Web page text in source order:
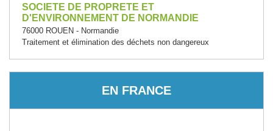
SOCIETE DE PROPRETE ET
D'ENVIRONNEMENT DE NORMANDIE
76000 ROUEN - Normandie
Traitement et élimination des déchets non dangereux
EN FRANCE